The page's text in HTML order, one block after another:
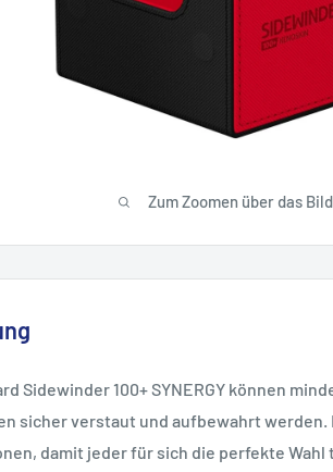
Zum Zoomen über das
Sidewinder 100+ SYNERGY können
sicher verstaut und aufbewahrt werden.
damit jeder für sich die perfekte